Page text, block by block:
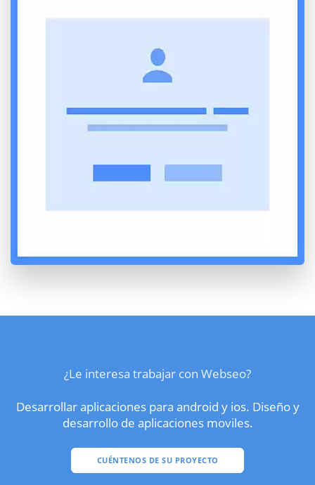
¿Le interesa trabajar con Webseo?
Desarrollar aplicaciones para android y ios. Diseño y
desarrollo de aplicaciones moviles.
CUÉNTENOS DE SU PROYECTO